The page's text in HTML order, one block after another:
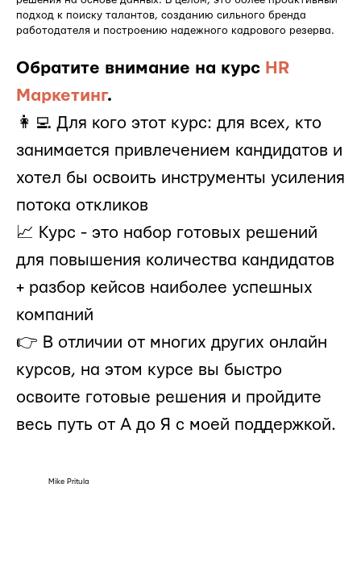
подход к поиску талантов, созданию сильного бренда
работодателя и построению надежного кадрового резерва.
Обратите внимание на курс HR
Маркетинг.
👩‍💻 Для кого этот курс: для всех, кто
занимается привлечением кандидатов и
хотел бы освоить инструменты усиления
потока откликов
📈 Курс - это набор готовых решений
для повышения количества кандидатов
+ разбор кейсов наиболее успешных
компаний
👉 В отличии от многих других онлайн
курсов, на этом курсе вы быстро
освоите готовые решения и пройдите
весь путь от А до Я с моей поддержкой.
Mike Pritula